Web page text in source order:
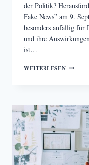
der Politik?
Fake News” am 9.
besonders anfällig
und ihre
ist…
WEITERLESENEIN
FÜR